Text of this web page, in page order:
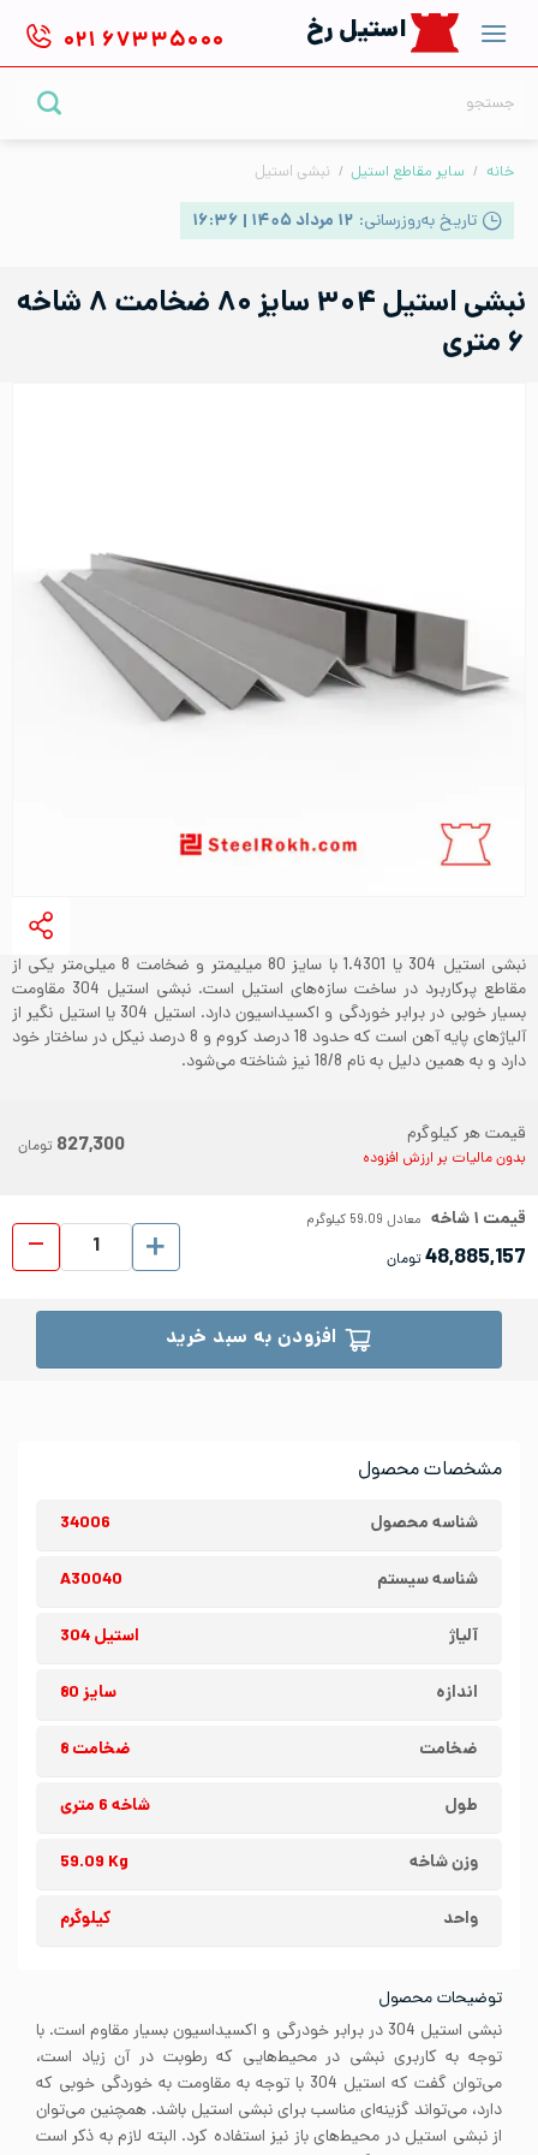
content
استیل رخ ۰۲۱ ۶۷۳۳۵۰۰۰
خانه / سایر مقاطع استیل / نبشی استیل
تاریخ به‌روزرسانی: ۱۲ مرداد ۱۴۰۵ | ۱۶:۳۶
مشخصات محصول
شناسه محصول 34006
شناسه سیستم A30040
آلیاژ استیل 304
اندازه سایز 80
ضخامت ضخامت 8
طول شاخه 6 متری
وزن شاخه 59.09 Kg
واحد کیلوگرم
توضیحات محصول
نبشی استیل 304 در برابر خودرگی و اکسیداسیون بسیار مقاوم است. با
توجه به کاربری نبشی در محیط‌هایی که رطوبت در آن زیاد است،
می‌توان گفت که استیل 304 با توجه به مقاومت به خوردگی خوبی که
دارد، می‌تواند گزینه‌ای مناسب برای نبشی استیل باشد. همچنین می‌توان
از نبشی استیل در محیط‌های باز نیز استفاده کرد. البته لازم به ذکر است
نبشی استیل ۳۰۴ سایز ۸۰ ضخامت ۸ شاخه
۶ متری
نبشی استیل 304 یا 1.4301 با سایز 80 میلیمتر و ضخامت 8 میلی‌متر یکی از
مقاطع پرکاربرد در ساخت سازه‌های استیل است. نبشی استیل 304 مقاومت
بسیار خوبی در برابر خوردگی و اکسیداسیون دارد. استیل 304 یا استیل نگیر از
آلیاژهای پایه آهن است که حدود 18 درصد کروم و 8 درصد نیکل در ساختار خود
دارد و به همین دلیل به نام 18/8 نیز شناخته می‌شود.
قیمت هر کیلوگرم
بدون مالیات بر ارزش افزوده 827,300 تومان
قیمت ۱شاخه معادل 59.09 کیلوگرم
48,885,157تومان
نبشی
افزودن به سبد خرید